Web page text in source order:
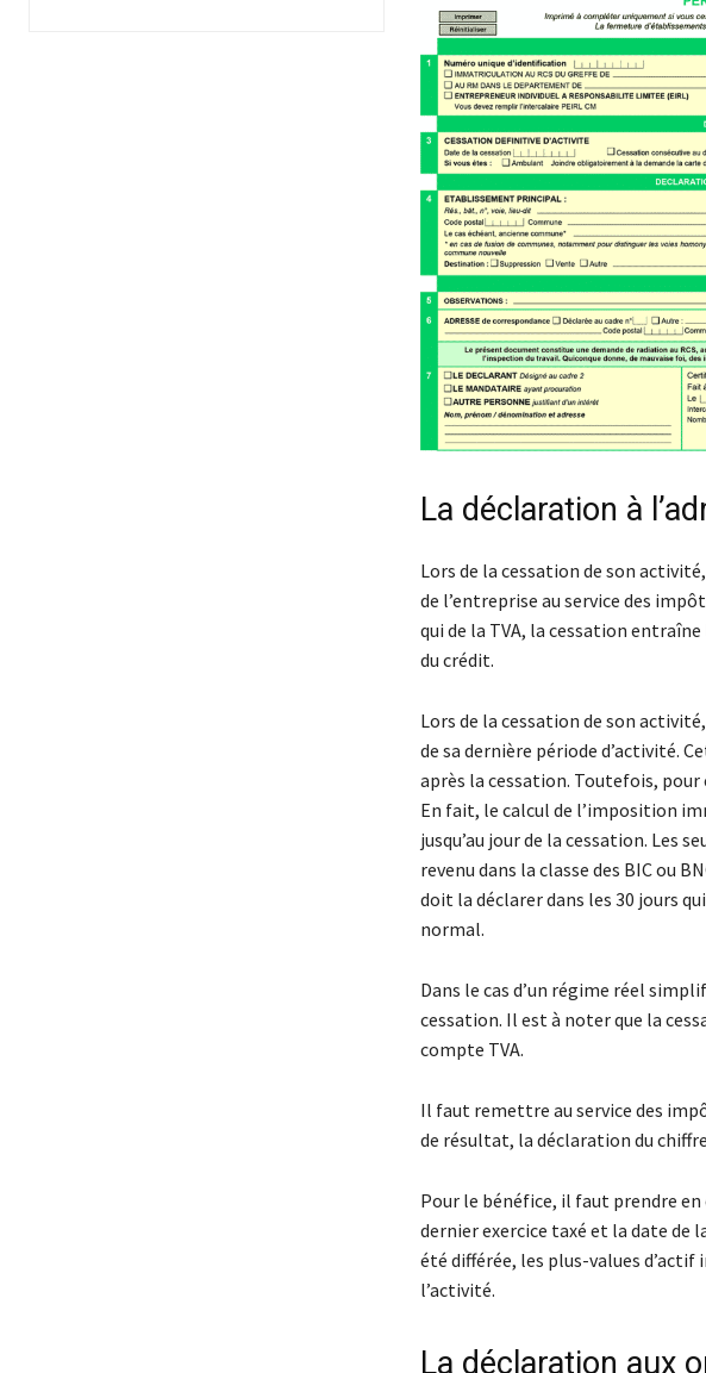
La déclaration à
Lors de la cessation de son
de l’entreprise au service des
qui de la TVA, la cessation
du crédit.
Lors de la cessation de son
de sa dernière période d’activité.
après la cessation. Toutefois, pour
En fait, le calcul de l’imposition
jusqu’au jour de la cessation. Les
revenu dans la classe des BIC ou
doit la déclarer dans les 30 jours
normal.
Dans le cas d’un régime réel
cessation. Il est à noter que la
compte TVA.
Il faut remettre au service des
de résultat, la déclaration du
Pour le bénéfice, il faut prendre
dernier exercice taxé et la date de
été différée, les plus-values d’actif
l’activité.
La déclaration aux